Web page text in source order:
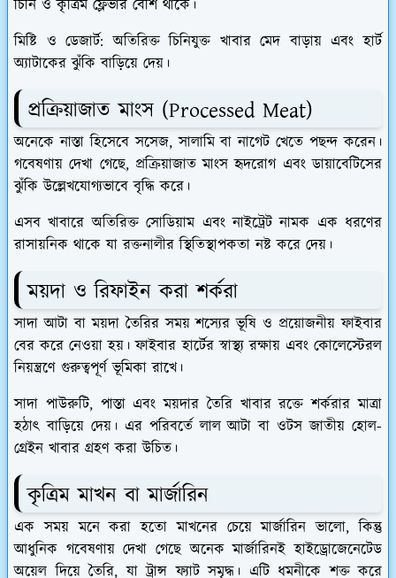
চিনি ও কৃত্রিম ফ্লেভার বেশি থাকে।
​মিষ্টি ও ডেজার্ট: অতিরিক্ত চিনিযুক্ত খাবার মেদ বাড়ায় এবং হার্ট
অ্যাটাকের ঝুঁকি বাড়িয়ে দেয়।
​প্রক্রিয়াজাত মাংস (Processed Meat)
​অনেকে নাস্তা হিসেবে সসেজ, সালামি বা নাগেট খেতে পছন্দ করেন।
গবেষণায় দেখা গেছে, প্রক্রিয়াজাত মাংস হৃদরোগ এবং ডায়াবেটিসের
ঝুঁকি উল্লেখযোগ্যভাবে বৃদ্ধি করে।
​এসব খাবারে অতিরিক্ত সোডিয়াম এবং নাইট্রেট নামক এক ধরণের
রাসায়নিক থাকে যা রক্তনালীর স্থিতিস্থাপকতা নষ্ট করে দেয়।
ময়দা ও রিফাইন করা শর্করা
​সাদা আটা বা ময়দা তৈরির সময় শস্যের ভূষি ও প্রয়োজনীয় ফাইবার
বের করে নেওয়া হয়। ফাইবার হার্টের স্বাস্থ্য রক্ষায় এবং কোলেস্টেরল
নিয়ন্ত্রণে গুরুত্বপূর্ণ ভূমিকা রাখে।
​সাদা পাউরুটি, পাস্তা এবং ময়দার তৈরি খাবার রক্তে শর্করার মাত্রা
হঠাৎ বাড়িয়ে দেয়। এর পরিবর্তে লাল আটা বা ওটস জাতীয় হোল-
গ্রেইন খাবার গ্রহণ করা উচিত।
​কৃত্রিম মাখন বা মার্জারিন
​এক সময় মনে করা হতো মাখনের চেয়ে মার্জারিন ভালো, কিন্তু
আধুনিক গবেষণায় দেখা গেছে অনেক মার্জারিনই হাইড্রোজেনেটেড
অয়েল দিয়ে তৈরি, যা ট্রান্স ফ্যাট সমৃদ্ধ। এটি ধমনীকে শক্ত করে